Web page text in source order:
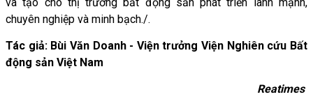
chuyên nghiệp và minh bạch./.
Tác giả: Bùi Văn Doanh - Viện trưởng Viện Nghiên cứu Bất
động sản Việt Nam
Reatimes